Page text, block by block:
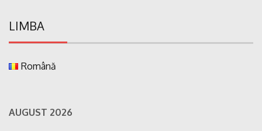
LIMBA
Română
AUGUST 2026